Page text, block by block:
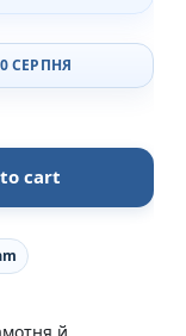
СЕРПНЯ
cart